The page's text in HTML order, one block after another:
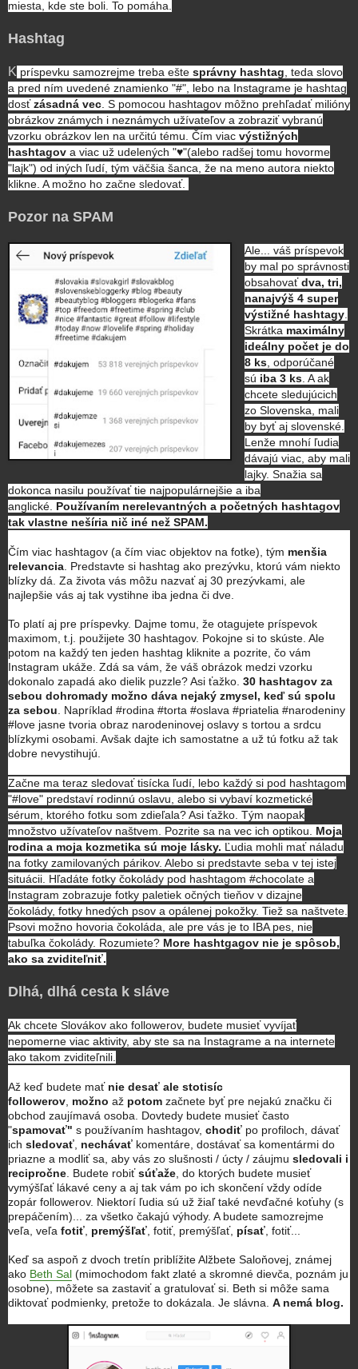
miesta, kde ste boli. To pomáha.
Hashtag
K príspevku samozrejme treba ešte správny hashtag , teda slovo
a pred ním uvedené znamienko "#‎", lebo na Instagrame je hashtag
dosťzásadná vec . S pomocou hashtagov môžno prehľadať milióny
obrázkov známych i neznámych užívateľov a zobraziť vybranú
vzorku obrázkov len na určitú tému. Čím viac výstižných
hashtagov a viac už udelených "♥"(alebo radšej tomu hovorme
"lajk") od iných ľudí, tým väčšia šanca, že na meno autora niekto
klikne. A možno ho začne sledovať.
Pozor na SPAM
Ale... váš príspevok
by mal po správnosti
obsahovaťdva, tri,
nanajvýš 4 super
výstižné hashtagy.
Skrátka maximálny
ideálny počet je do
8 ks, odporúčané
sú iba 3 ks. A ak
chcete sledujúcich
zo Slovenska, mali
by byť aj slovenské.
Lenže mnohí ľudia
dávajú viac, aby mali
lajky. Snažia sa
dokonca nasilu používať tie najpopulárnejšie a iba
anglické. Používaním nerelevantných a početných hashtagov
tak vlastne nešíria nič iné než SPAM.
Čím viac hashtagov (a čím viac objektov na fotke), tým menšia
relevancia . Predstavte si hashtag ako prezývku, ktorú vám niekto
blízky dá. Za života vás môžu nazvať aj 30 prezývkami, ale
najlepšie vás aj tak vystihne iba jedna či dve.
To platí aj pre príspevky. Dajme tomu, že otagujete príspevok
maximom, t.j. použijete 30 hashtagov. Pokojne si to skúste. Ale
potom na každý ten jeden hashtag kliknite a pozrite, čo vám
Instagram ukáže. Zdá sa vám, že váš obrázok medzi vzorku
dokonalo zapadá ako dielik puzzle? Asi ťažko. 30 hashtagov za
sebou dohromady možno dáva nejaký zmysel, keď sú spolu
za sebou . Napríklad #rodina #torta #oslava #priatelia #narodeniny
#love jasne tvoria obraz narodeninovej oslavy s tortou a srdcu
blízkymi osobami. Avšak dajte ich samostatne a už tú fotku až tak
dobre nevystihujú.
Začne ma teraz sledovať tisícka ľudí, lebo každý si pod hashtagom
"#love" predstaví rodinnú oslavu, alebo si vybaví kozmetické
sérum, ktorého fotku som zdieľala? Asi ťažko. Tým naopak
množstvo užívateľov naštvem. Pozrite sa na vec ich optikou. Moja
rodina a moja kozmetika sú moje lásky. Ľudia mohli mať náladu
na fotky zamilovaných párikov. Alebo si predstavte seba v tej istej
situácii. Hľadáte fotky čokolády pod hashtagom #chocolate a
Instagram zobrazuje fotky paletiek očných tieňov v dizajne
čokolády, fotky hnedých psov a opálenej pokožky. Tiež sa naštvete.
Psovi možno hovoria čokoláda, ale pre vás je to IBA pes, nie
tabuľka čokolády. Rozumiete? More hashtgagov nie je spôsob,
ako sa zviditeľniť.
Dlhá, dlhá cesta k sláve
Ak chcete Slovákov ako followerov, budete musieť vyvíjať
nepomerne viac aktivity, aby ste sa na Instagrame a na internete
ako takom zviditeľnili.
Až keď budete mať nie desať ale stotisíc
followerov možno až potom začnete byť pre nejakú značku či
obchod zaujímavá osoba. Dovtedy budete musieť často
"spamovať" s používaním hashtagov, chodiť po profiloch, dávať
ich sledovať nechávať komentáre, dostávať sa komentármi do
priazne a modliť sa, aby vás zo slušnosti / úcty / záujmu sledovali i
recipročne . Budete robiťsúťaže , do ktorých budete musieť
vymýšľať lákavé ceny a aj tak vám po ich skončení vždy odíde
zopár followerov. Niektorí ľudia sú už žiaľ také nevďačné koťuhy (s
prepáčením)... za všetko čakajú výhody. A budete samozrejme
veľa, veľa fotiť premýšľať , fotiť, premýšľať, písať , fotiť...
Keď sa aspoň z dvoch tretín priblížite Alžbete Saloňovej, známej
ako Beth Sal (mimochodom fakt zlaté a skromné dievča, poznám ju
osobne), môžete sa zastaviť a gratulovať si. Beth si môže sama
diktovať podmienky, pretože to dokázala. Je slávna. A nemá blog.